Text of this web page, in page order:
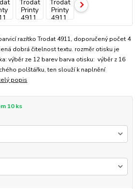
razítko Trodat 4911, doporučený počet 4
dobrá čitelnost textu. rozměr otisku je
výběr ze 12 barev barva otisku: výběr z 16
polštářku, ten slouží k naplnění
popis
10 ks